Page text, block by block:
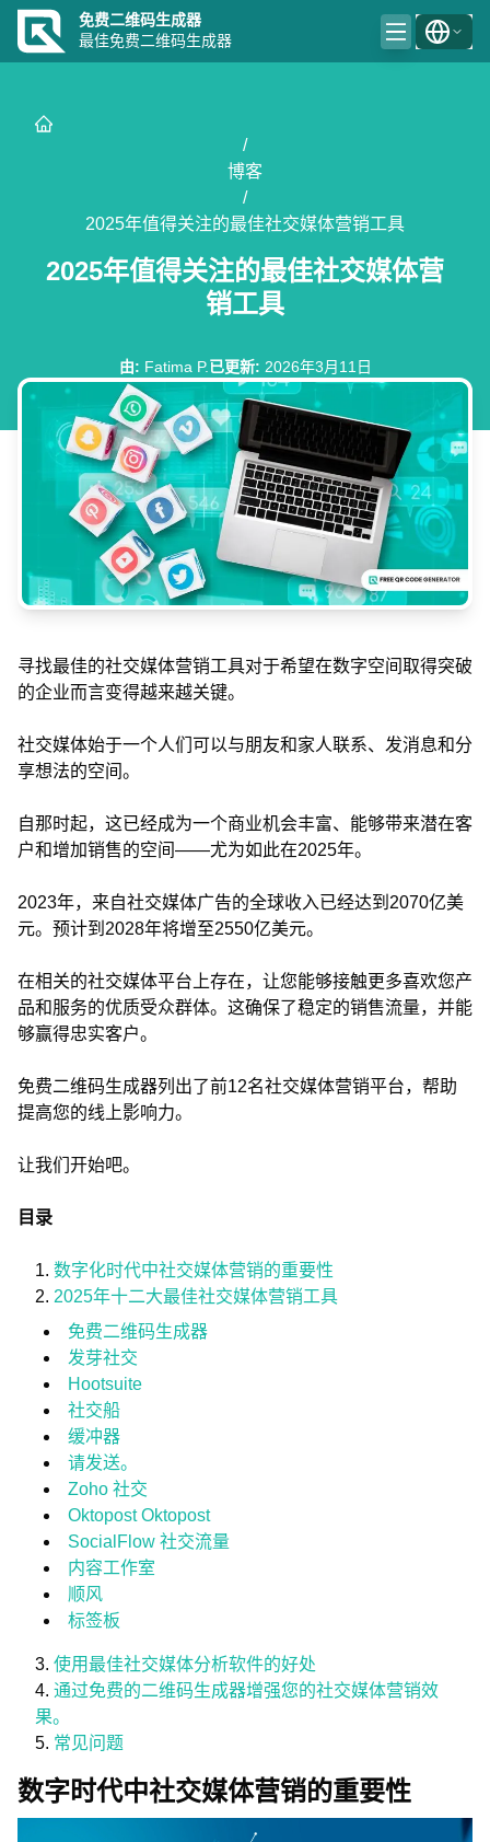
免费二维码生成器
最佳免费二维码生成器
/
博客
/
2025年值得关注的最佳社交媒体营销工具
2025年值得关注的最佳社交媒体营
销工具
由: Fatima P.已更新: 2026年3月11日
寻找最佳的社交媒体营销工具对于希望在数字空间取得突破
的企业而言变得越来越关键。
社交媒体始于一个人们可以与朋友和家人联系、发消息和分
享想法的空间。
自那时起，这已经成为一个商业机会丰富、能够带来潜在客
户和增加销售的空间——尤为如此在2025年。
2023年，来自社交媒体广告的全球收入已经达到2070亿美
元。预计到2028年将增至2550亿美元。
在相关的社交媒体平台上存在，让您能够接触更多喜欢您产
品和服务的优质受众群体。这确保了稳定的销售流量，并能
够赢得忠实客户。
免费二维码生成器列出了前12名社交媒体营销平台，帮助
提高您的线上影响力。
让我们开始吧。
目录
数字化时代中社交媒体营销的重要性
2025年十二大最佳社交媒体营销工具
免费二维码生成器
发芽社交
Hootsuite
社交船
缓冲器
请发送。
Zoho 社交
Oktopost Oktopost
SocialFlow 社交流量
内容工作室
顺风
标签板
使用最佳社交媒体分析软件的好处
通过免费的二维码生成器增强您的社交媒体营销效
果。
常见问题
数字时代中社交媒体营销的重要性